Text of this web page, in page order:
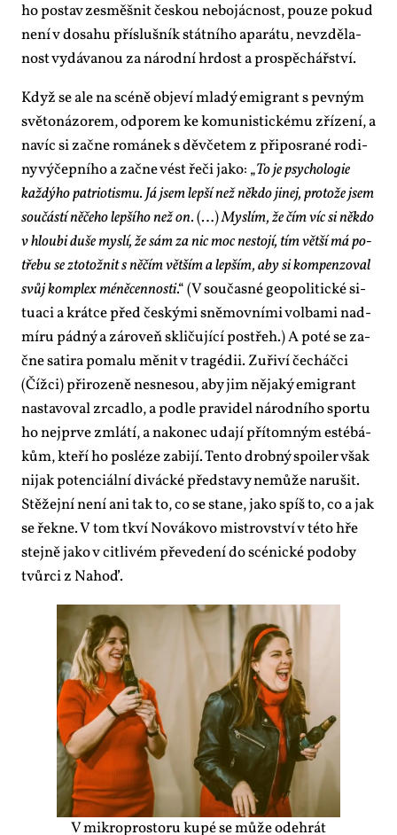
ho po­stav ze­směš­nit čes­kou ne­bo­jác­nost, pou­ze po­kud
ne­ní v do­sa­hu pří­sluš­ník stát­ní­ho apa­rá­tu, ne­vzdě­la­
nost vy­dá­va­nou za ná­rod­ní hr­dost a pro­spě­chář­ství.
Když se ale na scé­ně ob­je­ví mla­dý emi­grant s pev­ným
svě­to­ná­zo­rem, od­po­rem ke ko­mu­nis­tic­ké­mu zří­ze­ní, a
na­víc si za­čne ro­má­nek s děv­če­tem z při­po­sra­né ro­di­
ny vý­čep­ní­ho a za­čne vést ře­či ja­ko: „To je psy­cho­lo­gie
kaž­dý­ho pa­tri­o­tis­mu. Já jsem lep­ší než ně­kdo ji­nej, pro­to­že jsem
sou­čás­tí ně­če­ho lep­ší­ho než on.(…)Mys­lím, že čím víc si ně­kdo
v hlou­bi du­še mys­lí, že sám za nic moc ne­sto­jí, tím vět­ší má po­
tře­bu se zto­tož­nit s ně­čím vět­ším a lep­ším, aby si kom­pen­zo­val
svůj kom­plex mé­ně­cen­nos­ti.“ (V sou­čas­né ge­o­po­li­tic­ké si­
tu­a­ci a krát­ce před čes­ký­mi sně­mov­ní­mi vol­ba­mi nad­
mí­ru pád­ný a zá­ro­veň skli­ču­jí­cí po­střeh.) A po­té se za­
čne sa­ti­ra po­ma­lu mě­nit v tragé­dii. Zu­ři­ví če­cháč­ci
(Číž­ci) při­ro­ze­ně ne­sne­sou, aby jim ně­ja­ký emi­grant
na­sta­vo­val zr­ca­dlo, a pod­le pra­vi­del ná­rod­ní­ho spor­tu
ho nej­pr­ve zmlá­tí, a na­ko­nec uda­jí pří­tom­ným es­té­bá­
kům, kte­ří ho po­slé­ze za­bi­jí. Ten­to drob­ný spo­i­ler však
ni­jak po­ten­ci­ál­ní di­vác­ké před­sta­vy ne­mů­že na­ru­šit.
Stě­žej­ní ne­ní ani tak to, co se sta­ne, ja­ko spíš to, co a jak
se řek­ne. V tom tkví No­vá­ko­vo mi­s­trov­ství v té­to hře
stej­ně ja­ko v cit­li­vém pře­ve­de­ní do scé­nic­ké po­do­by
tvůr­ci z Na­hoď.
V mi­k­ro­prosto­ru kupé se mů­že ode­hrát